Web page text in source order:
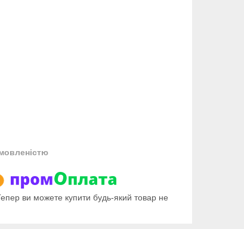
ви можете купити будь-який товар не